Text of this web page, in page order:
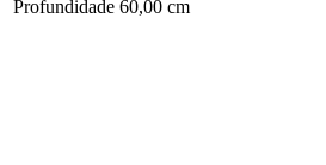
Profundidade 60,00 cm